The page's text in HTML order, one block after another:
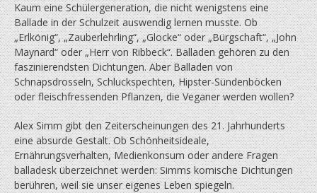
Kaum eine Schülergeneration, die nicht wenigstens eine
Ballade in der Schulzeit auswendig lernen musste. Ob
„Erlkönig“, „Zauberlehrling“, „Glocke“ oder „Bürgschaft“, „John
Maynard“ oder „Herr von Ribbeck“. Balladen gehören zu den
faszinierendsten Dichtungen. Aber Balladen von
Schnapsdrosseln, Schluckspechten, Hipster-Sündenböcken
oder fleischfressenden Pflanzen, die Veganer werden wollen?
Alex Simm gibt den Zeiterscheinungen des 21. Jahrhunderts
eine absurde Gestalt. Ob Schönheitsideale,
Ernährungsverhalten, Medienkonsum oder andere Fragen
balladesk überzeichnet werden: Simms komische Dichtungen
berühren, weil sie unser eigenes Leben spiegeln.